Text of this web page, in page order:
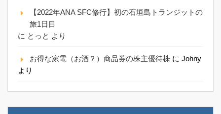
【2022年ANA SFC修行】初の石垣島トランジットの
旅1日目
に とっと より
お得な家電（お酒？）商品券の株主優待株 に Johny
より